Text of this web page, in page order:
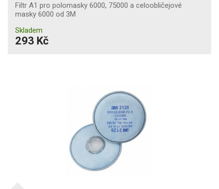
Filtr A1 pro polomasky 6000, 75000 a celoobličejové
masky 6000 od 3M
Skladem
293 Kč